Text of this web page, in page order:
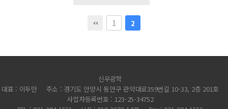
1 2
신우광학
대표 : 이두만
주소 : 경기도 안양시 동안구 관악대로359번길 10-33, 2층 201호
사업자등록번호 : 123-25-34752